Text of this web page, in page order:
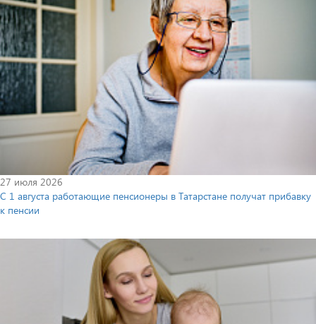
27 июля 2026
С 1 августа работающие пенсионеры в Татарстане получат прибавку
к пенсии